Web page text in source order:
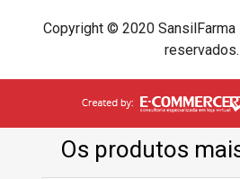
Copyright © 2020
reservados.